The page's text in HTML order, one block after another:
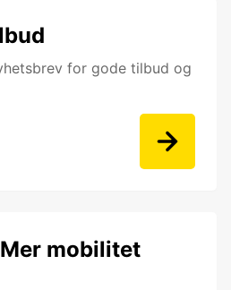
for gode tilbud og
mobilitet